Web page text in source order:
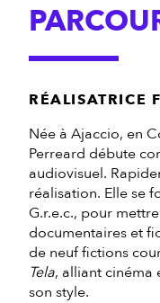
RÉALISATRICE
Née à Ajaccio, en
Perreard débute
audiovisuel.
réalisation. Elle se
G.r.e.c., pour
documentaires et
de neuf fictions
Tela, alliant cinéma
son style.